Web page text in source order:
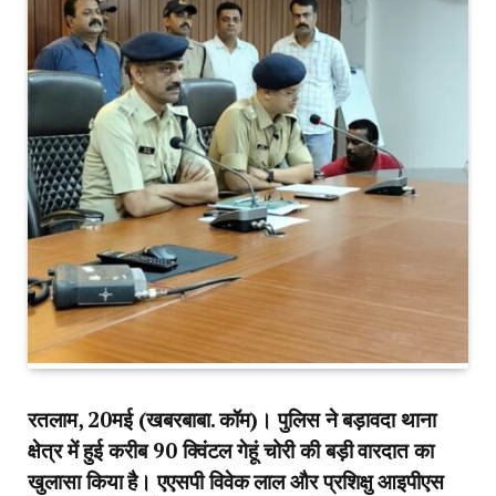
रतलाम, 20मई (खबरबाबा. कॉम)। पुलिस ने बड़ावदा थाना
क्षेत्र में हुई करीब 90 क्विंटल गेहूं चोरी की बड़ी वारदात का
खुलासा किया है। एएसपी विवेक लाल और प्रशिक्षु आइपीएस